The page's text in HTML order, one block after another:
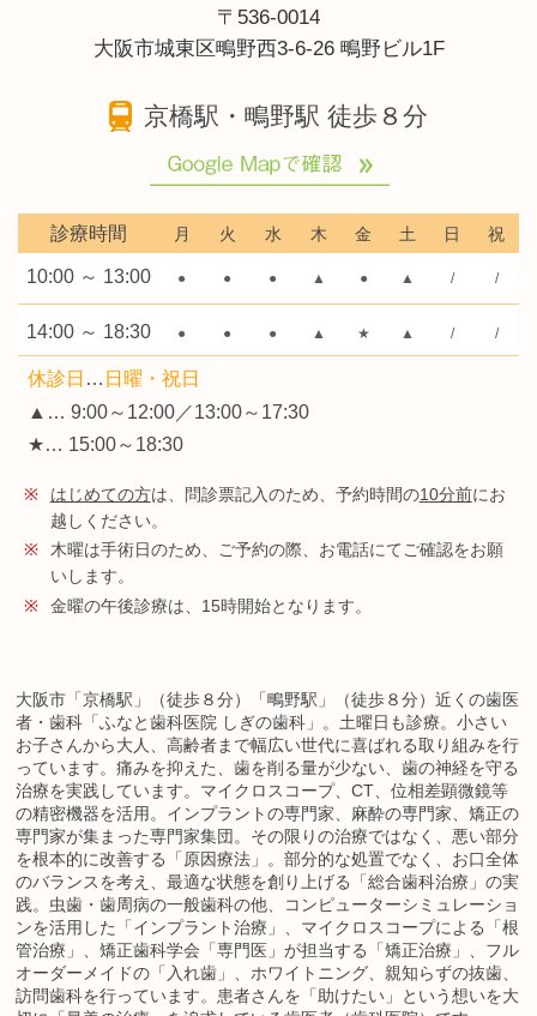
〒536-0014
大阪市城東区鴫野西3-6-26 鴫野ビル1F
京橋駅・鴫野駅 徒歩８分
診療時間 月 火 水 木 金 土 日 祝
10:00 ～ 13:00 ● ● ● ▲ ● ▲ / /
14:00 ～ 18:30 ● ● ● ▲ ★ ▲ / /
休診日 … 日曜・祝日
▲… 9:00～12:00／13:00～17:30
★… 15:00～18:30
※ はじめての方は、問診票記入のため、予約時間の10分前にお
越しください。
※
木曜は手術日のため、ご予約の際、お電話にてご確認をお願
いします。
※
金曜の午後診療は、15時開始となります。
大阪市「京橋駅」（徒歩８分）「鴫野駅」（徒歩８分）近くの歯医
者・歯科「ふなと歯科医院 しぎの歯科」。土曜日も診療。小さい
お子さんから大人、高齢者まで幅広い世代に喜ばれる取り組みを行
っています。痛みを抑えた、歯を削る量が少ない、歯の神経を守る
治療を実践しています。マイクロスコープ、CT、位相差顕微鏡等
の精密機器を活用。インプラントの専門家、麻酔の専門家、矯正の
専門家が集まった専門家集団。その限りの治療ではなく、悪い部分
を根本的に改善する「原因療法」。部分的な処置でなく、お口全体
のバランスを考え、最適な状態を創り上げる「総合歯科治療」の実
践。虫歯・歯周病の一般歯科の他、コンピューターシミュレーショ
ンを活用した「インプラント治療」、マイクロスコープによる「根
管治療」、矯正歯科学会「専門医」が担当する「矯正治療」、フル
オーダーメイドの「入れ歯」、ホワイトニング、親知らずの抜歯、
訪問歯科を行っています。患者さんを「助けたい」という想いを大